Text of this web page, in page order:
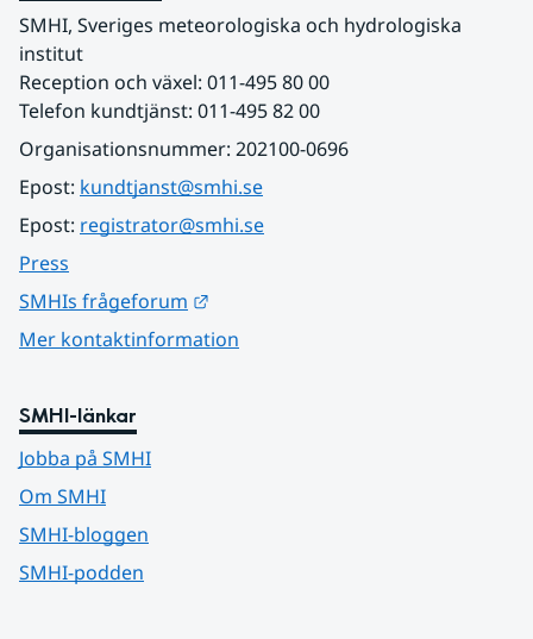
SMHI, Sveriges meteorologiska och hydrologiska
institut
Reception och växel: 011-495 80 00
Telefon kundtjänst: 011-495 82 00
Organisationsnummer: 202100-0696
Epost: kundtjanst@smhi.se
Epost: registrator@smhi.se
Press
SMHIs frågeforum
Mer kontaktinformation
SMHI-länkar
Jobba på SMHI
Om SMHI
SMHI-bloggen
SMHI-podden